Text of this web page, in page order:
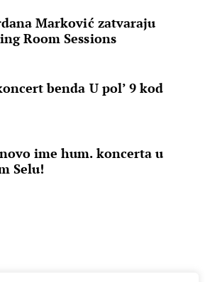
Marković zatvaraju
Room Sessions
benda U pol’ 9 kod
ime hum. koncerta u
Selu!